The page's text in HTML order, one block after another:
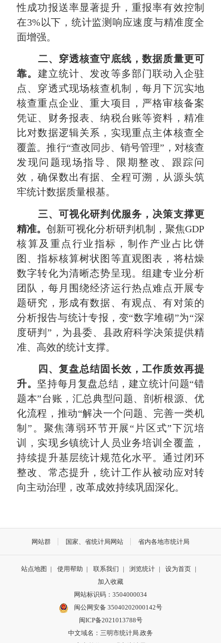
性成功报送率显著提升，重报率有效控制
在3%以下，统计监测响应速度与精准度全
面增强。
二、穿透核查守底线，数据质量更可
靠。 建立统计、发改等多部门联动入企驻
点、穿透式现场核查机制，每月下沉实地
核查重点企业、重大项目，严格审核备案
凭证、财务报表、纳税台账等资料，精准
比对数据逻辑关系，实现重点主体核查全
覆盖。推行“查改同步、销号管理”，对核查
发现问题现场指导、限期整改、跟踪问
效，确保数出有据、全程可溯，从源头筑
牢统计数据质量根基。
三、可视化研判优服务，决策支撑更
精准。创新可视化分析研判机制，聚焦GDP
核算及重点行业指标，制作产业占比饼
图、指标核算树状图等直观图表，将枯燥
数字转化为清晰态势呈现。组建专业分析
团队，每月围绕经济运行热点难点开展专
题研究，形成有数据、有观点、有对策的
分析报告与统计专报，变“数字堆砌”为“深
度研判”，为县委、县政府科学决策提供精
准、高效的统计支撑。
四、复盘总结固长效，工作质效再提
升。 坚持每月复盘总结，建立统计问题“错
题本”台账，汇总典型问题、剖析根源、优
化流程，推动“解决一个问题、完善一类机
制”。聚焦薄弱环节开展“片区式”下沉培
训，实现乡镇统计人员业务培训全覆盖，
持续提升基层统计规范化水平。通过闭环
整改、常态提升，统计工作从被动应对转
向主动治理，改革成效持续巩固深化。
网站群 国家、省统计局网站 省内各地市统计局
站点地图 | 使用帮助 | 联系我们 | 浏览统计 | 设为首页 |
加入收藏
网站标识码：3504000034
闽公网安备 35040202000142号
闽ICP备2021013788号
中文域名：三明市统计局.政务